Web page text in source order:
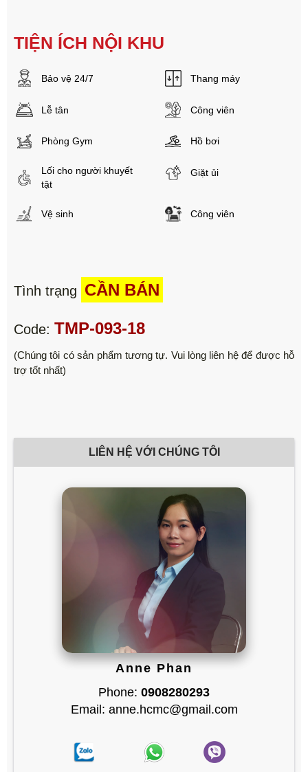
TIỆN ÍCH NỘI KHU
Bảo vệ 24/7 Thang máy
Lễ tân Công viên
Phòng Gym Hồ bơi
Lối cho người khuyết
tật
Giặt ủi
Vệ sinh Công viên
Tình trạng CẦN BÁN
Code: TMP-093-18
(Chúng tôi có sản phẩm tương tự. Vui lòng liên hệ để được hỗ
trợ tốt nhất)
LIÊN HỆ VỚI CHÚNG TÔI
Anne Phan
Phone: 0908280293
Email: anne.hcmc@gmail.com